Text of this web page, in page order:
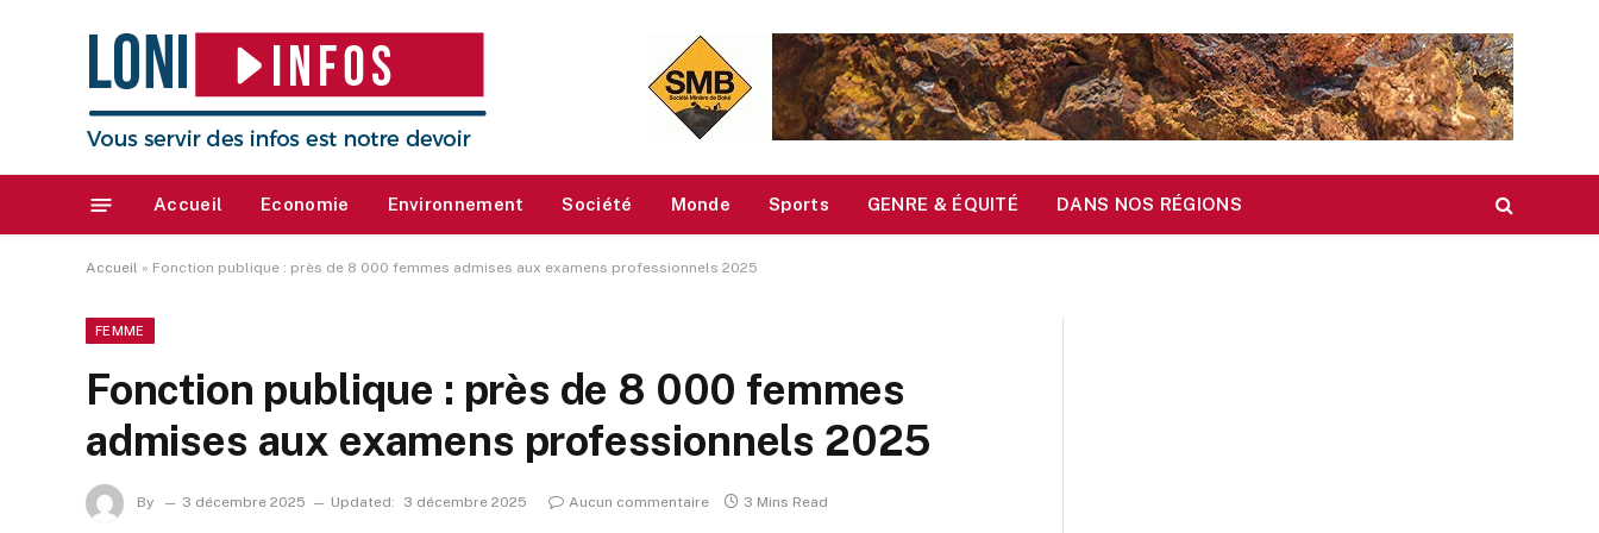
Accueil Economie Environnement Société Monde Sports GENRE & ÉQUITÉ DANS NOS RÉGIONS
Accueil » Fonction publique : près de 8 000 femmes admises aux examens professionnels 2025
FEMME
Fonction publique : près de 8 000 femmes
admises aux examens professionnels 2025
By 3 décembre 2025 Updated: 3 décembre 2025 Aucun commentaire 3 Mins Read